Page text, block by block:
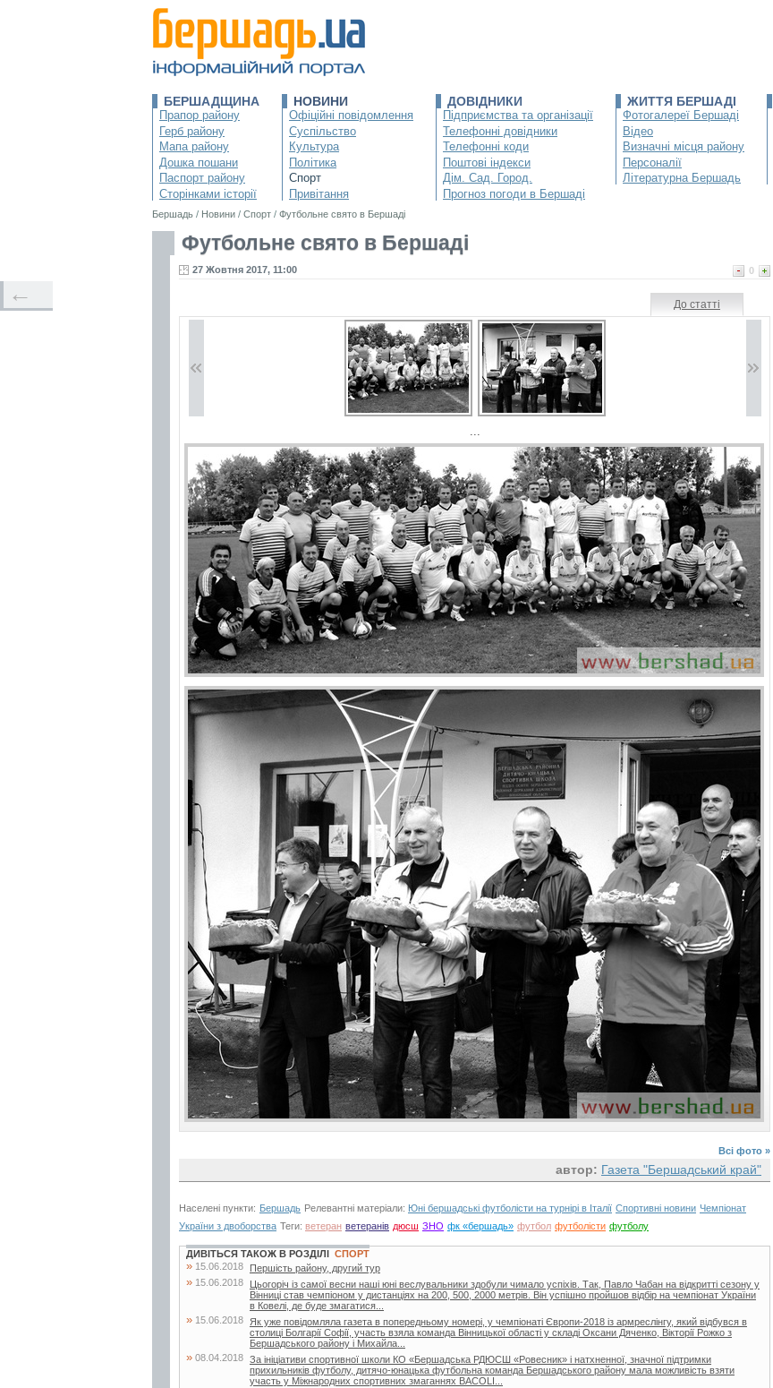
БЕРШАДЩИНА
Прапор району
Герб району
Мапа району
Дошка пошани
Паспорт району
Сторінками історії
НОВИНИ
Офіційні повідомлення
Суспільство
Культура
Політика
Спорт
Привітання
ДОВІДНИКИ
Підприємства та організації
Телефонні довідники
Телефонні коди
Поштові індекси
Дім. Сад. Город.
Прогноз погоди в Бершаді
ЖИТТЯ БЕРШАДІ
Фотогалереї Бершаді
Відео
Визначні місця району
Персоналії
Літературна Бершадь
Бершадь / Новини / Спорт / Футбольне свято в Бершаді
Футбольне свято в Бершаді
0
27 Жовтня 2017, 11:00
До статті
...
Всі фото »
автор: Газета "Бершадський край"
Населені пункти: Бершадь Релевантні матеріали: Юні бершадські футболісти на турнірі в Італії Спортивні новини Чемпіонат
України з двоборства Теги: ветеран ветеранів дюсш ЗНО фк «бершадь» футбол футболісти футболу
←
ДИВІТЬСЯ ТАКОЖ В РОЗДІЛІ СПОРТ
» 15.06.2018 Першість району, другий тур
» 15.06.2018
Цьогоріч із самої весни наші юні веслувальники здобули чимало успіхів. Так, Павло Чабан на відкритті сезону у
Вінниці став чемпіоном у дистанціях на 200, 500, 2000 метрів. Він успішно пройшов відбір на чемпіонат України
в Ковелі, де буде змагатися...
» 15.06.2018
Як уже повідомляла газета в попередньому номері, у чемпіонаті Європи-2018 із армреслінгу, який відбувся в
столиці Болгарії Софії, участь взяла команда Вінницької області у складі Оксани Дяченко, Вікторії Рожко з
Бершадського району і Михайла...
» 08.04.2018 За ініціативи спортивної школи КО «Бершадська РДЮСШ «Ровесник» і натхненної, значної підтримки
прихильників футболу, дитячо-юнацька футбольна команда Бершадського району мала можливість взяти
участь у Міжнародних спортивних змаганнях BACOLI...